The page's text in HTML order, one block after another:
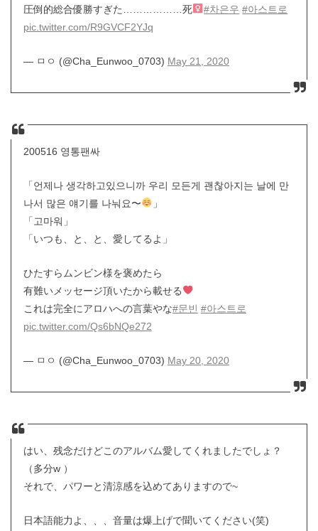
圧倒的総合優勝すぎた………………死‍
#차은우 #아스트로
pic.twitter.com/R9GVCF2YJq
— ㅁㅇ (@Cha_Eunwoo_0703) May 21, 2020
200516 영통팬싸
「언제나 생각하고있으니까 우리 모든게 괜찮아지는 날에 만
나서 많은 얘기를 나눠요〜
」
「고마워」
「いつも、と、と、愛してるよ」
ひたすらムンビン様を褒めたら
有難いメッセージ頂いたから載せる
これは完全にアロハへの言葉やな#문빈 #아스트로
pic.twitter.com/Qs6bNQe272
— ㅁㅇ (@Cha_Eunwoo_0703) May 20, 2020
はい、残念だけどこのアルバム愛してくれましたでしょ？
（多分w ）
それで、パワーと清涼感を込めてありますので~
日本語能力よ、、、音量は爆上げで聞いてください(笑)